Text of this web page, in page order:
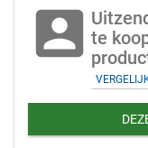
account_box te